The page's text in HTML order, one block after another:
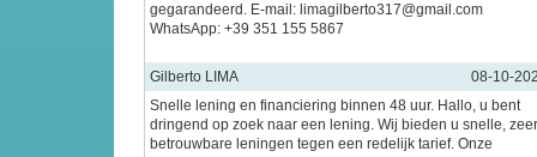
gegarandeerd. E-mail: limagilberto317@gmail.com
WhatsApp: +39 351 155 5867
Gilberto LIMA
08-10-
Snelle lening en financiering binnen 48 uur. Hallo, u bent
dringend op zoek naar een lening. Wij bieden u snelle, zeer
betrouwbare leningen tegen een redelijk tarief. Onze